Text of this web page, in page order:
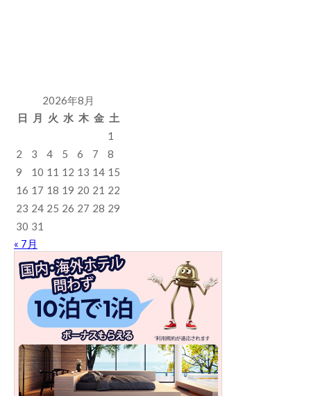
2026年8月
日
月 火 水 木 金 土
1
2
3 4 5 6 7
8
9
10 11 12 13 14 15
16 17 18 19 20 21 22
23 24 25 26 27 28 29
30 31
« 7月